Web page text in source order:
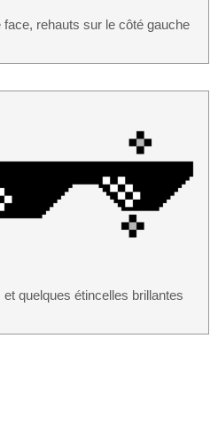
rehauts sur le côté gauche
quelques étincelles brillantes